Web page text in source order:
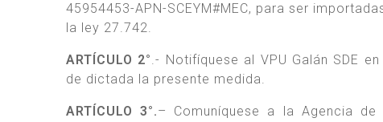
45954453-APN-SCEYM#MEC, para ser
la ley 27.742.
ARTÍCULO 2°.- Notifíquese al VPU Galán SDE
de dictada la presente medida.
ARTÍCULO 3°.– Comuníquese a la Agencia de